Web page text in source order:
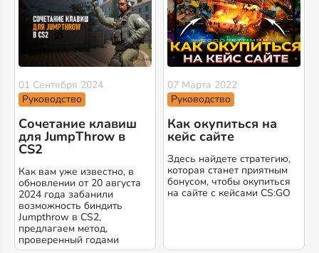
01 Сентября 2024
Руководство
Сочетание клавиш
для JumpThrow в
CS2
Как вам уже известно, в
обновлении от 20 августа
2024 года забанили
возможность биндить
Jumpthrow в CS2,
предлагаем метод,
проверенный годами
07 Марта 2022
Руководство
Как окупиться на
кейс сайте
Здесь найдете стратегию,
которая станет приятным
бонусом, чтобы окупиться
на сайте с кейсами CS:GO